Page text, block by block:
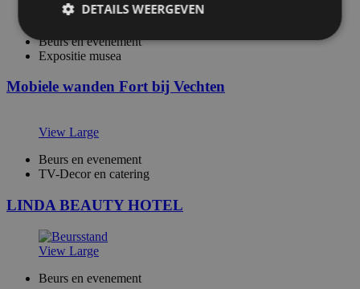
View Large
Beurs en evenement
Expositie musea
Mobiele wanden Fort bij Vechten
View Large
Beurs en evenement
TV-Decor en catering
LINDA BEAUTY HOTEL
View Large
Beurs en evenement
DETAILS WEERGEVEN